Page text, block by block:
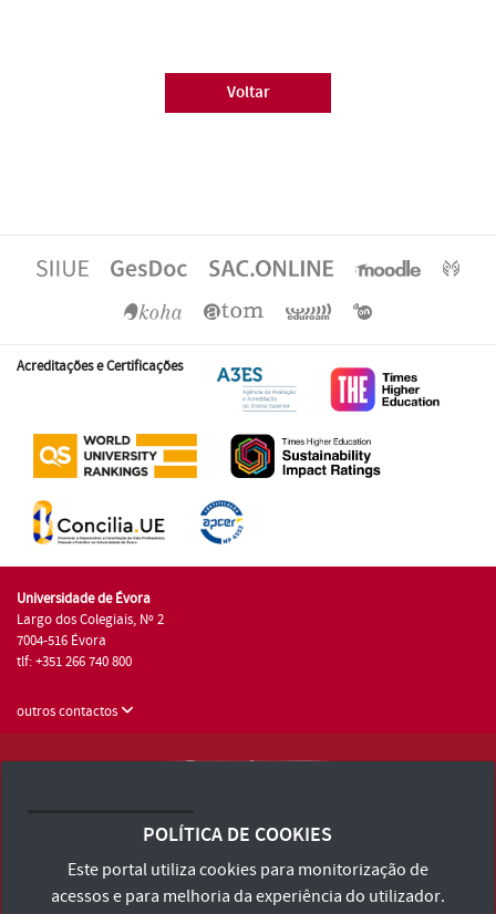
Voltar
Acreditações e Certificações
Universidade de Évora
Largo dos Colegiais, Nº 2
7004-516 Évora
tlf: +351 266 740 800
outros contactos
Consulte os Termos e Condições e Política de Privacidade
Declaração de Acessibilidade
POLÍTICA DE COOKIES
Este portal utiliza cookies para monitorização de
acessos e para melhoria da experiência do utilizador.